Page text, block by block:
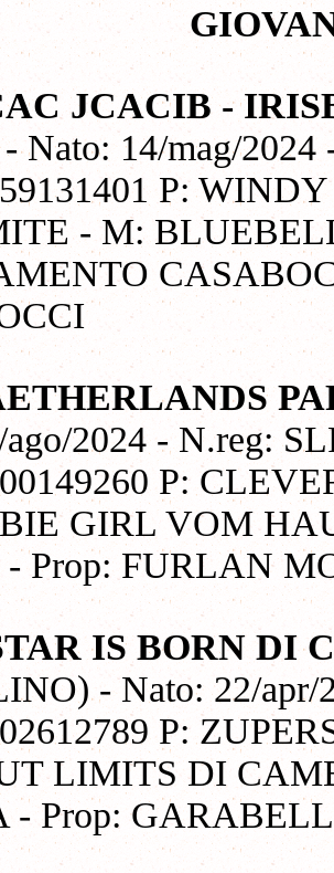
JCACIB -
Nato: 14/mag/
P:
- M:
2024 - N.reg:
P:
GIRL VOM
Prop: FURLAN
IS BORN DI
- Nato: 22/apr/
P:
LIMITS DI
- Prop: